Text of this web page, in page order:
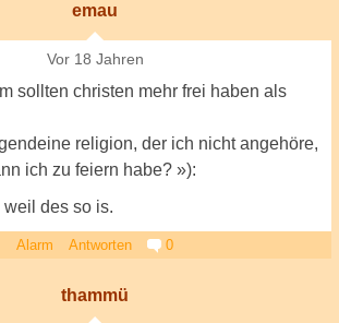
emau
Vor 18 Jahren
sollten christen mehr frei haben als
religion, der ich nicht angehöre,
ich zu feiern habe? »):
des so is.
Alarm Antworten 0
thammü